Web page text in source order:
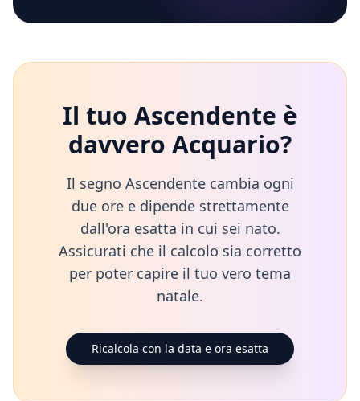
Il tuo Ascendente è
davvero Acquario?
Il segno Ascendente cambia ogni
due ore e dipende strettamente
dall'ora esatta in cui sei nato.
Assicurati che il calcolo sia corretto
per poter capire il tuo vero tema
natale.
Ricalcola con la data e ora esatta